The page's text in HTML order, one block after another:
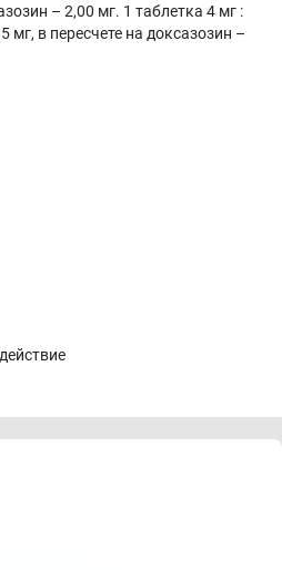
– 2,00 мг. 1 таблетка 4 мг :
мг, в пересчете на доксазозин –